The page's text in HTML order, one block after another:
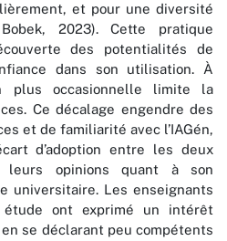
et pour une diversité
2023). Cette pratique
des potentialités de
dans son utilisation. À
plus occasionnelle limite la
Ce décalage engendre des
et de familiarité avec l’IAGén,
d’adoption entre les deux
leurs opinions quant à son
universitaire. Les enseignants
ont exprimé un intérêt
se déclarant peu compétents